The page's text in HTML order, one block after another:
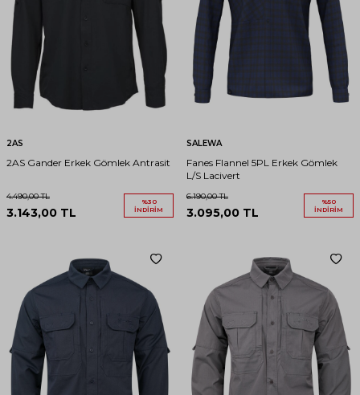
2AS
2AS Gander Erkek Gömlek Antrasit
4.490,00TL
3.143,00 TL
%30
İNDIRIM
SALEWA
Fanes Flannel 5PL Erkek Gömlek
L/S Lacivert
6.190,00TL
3.095,00 TL
%50
İNDIRIM